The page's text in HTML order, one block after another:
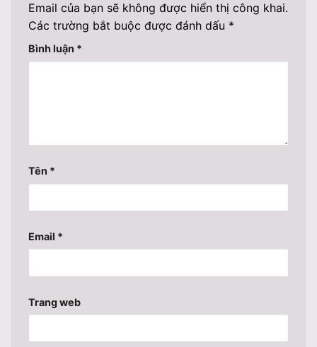
Email của bạn sẽ không được hiển thị công khai.
Các trường bắt buộc được đánh dấu *
Bình luận *
Tên *
Email *
Trang web